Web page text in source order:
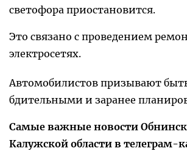
светофора приостановится.
Это связано с проведением
электросетях.
Автомобилистов призывают
бдительными и заранее
Самые важные новости
Калужской области в телеграм-